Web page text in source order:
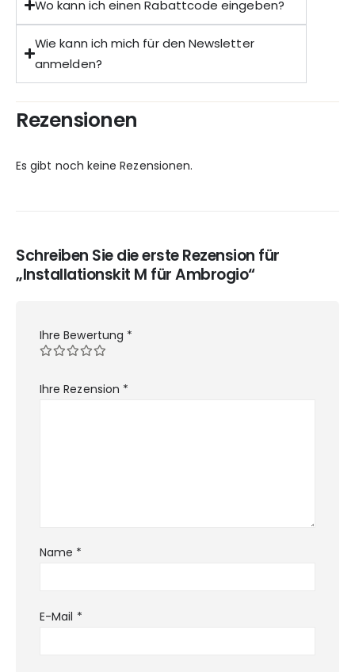
Wo kann ich einen Rabattcode eingeben?
Wie kann ich mich für den Newsletter
anmelden?
Rezensionen
Es gibt noch keine Rezensionen.
Schreiben Sie die erste Rezension für
„Installationskit M für Ambrogio“
Ihre Bewertung *
Ihre Rezension *
Name *
E-Mail *